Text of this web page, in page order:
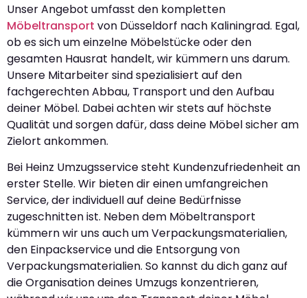
Unser Angebot umfasst den kompletten
Möbeltransport von Düsseldorf nach Kaliningrad. Egal,
ob es sich um einzelne Möbelstücke oder den
gesamten Hausrat handelt, wir kümmern uns darum.
Unsere Mitarbeiter sind spezialisiert auf den
fachgerechten Abbau, Transport und den Aufbau
deiner Möbel. Dabei achten wir stets auf höchste
Qualität und sorgen dafür, dass deine Möbel sicher am
Zielort ankommen.
Bei Heinz Umzugsservice steht Kundenzufriedenheit an
erster Stelle. Wir bieten dir einen umfangreichen
Service, der individuell auf deine Bedürfnisse
zugeschnitten ist. Neben dem Möbeltransport
kümmern wir uns auch um Verpackungsmaterialien,
den Einpackservice und die Entsorgung von
Verpackungsmaterialien. So kannst du dich ganz auf
die Organisation deines Umzugs konzentrieren,